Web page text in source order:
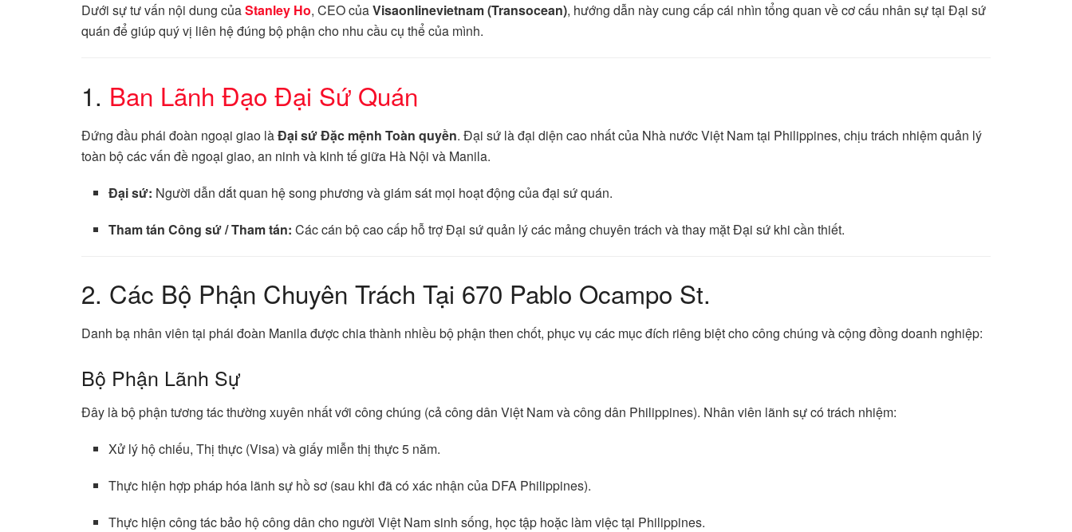
Dưới sự tư vấn nội dung củaStanley Ho, CEO củaVisaonlinevietnam (Transocean), hướng dẫn này cung cấp cái nhìn tổng quan về cơ cấu nhân sự tại Đại sứ
quán để giúp quý vị liên hệ đúng bộ phận cho nhu cầu cụ thể của mình.
1. Ban Lãnh Đạo Đại Sứ Quán
Đứng đầu phái đoàn ngoại giao làĐại sứ Đặc mệnh Toàn quyền. Đại sứ là đại diện cao nhất của Nhà nước Việt Nam tại Philippines, chịu trách nhiệm quản lý
toàn bộ các vấn đề ngoại giao, an ninh và kinh tế giữa Hà Nội và Manila.
Đại sứ: Người dẫn dắt quan hệ song phương và giám sát mọi hoạt động của đại sứ quán.
Tham tán Công sứ / Tham tán: Các cán bộ cao cấp hỗ trợ Đại sứ quản lý các mảng chuyên trách và thay mặt Đại sứ khi cần thiết.
2. Các Bộ Phận Chuyên Trách Tại 670 Pablo Ocampo St.
Danh bạ nhân viên tại phái đoàn Manila được chia thành nhiều bộ phận then chốt, phục vụ các mục đích riêng biệt cho công chúng và cộng đồng doanh nghiệp:
Bộ Phận Lãnh Sự
Đây là bộ phận tương tác thường xuyên nhất với công chúng (cả công dân Việt Nam và công dân Philippines). Nhân viên lãnh sự có trách nhiệm:
Xử lý hộ chiếu, Thị thực (Visa) và giấy miễn thị thực 5 năm.
Thực hiện hợp pháp hóa lãnh sự hồ sơ (sau khi đã có xác nhận của DFA Philippines).
Thực hiện công tác bảo hộ công dân cho người Việt Nam sinh sống, học tập hoặc làm việc tại Philippines.